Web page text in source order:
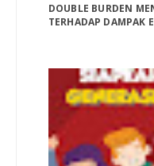
DOUBLE BURDEN
TERHADAP DAMPAK